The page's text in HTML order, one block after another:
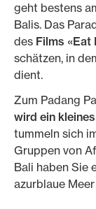
geht bestens
Balis. Das
des Films «Eat
schätzen, in
dient.
Zum Padang
wird ein
tummeln sich
Gruppen von
Bali haben Sie
azurblaue